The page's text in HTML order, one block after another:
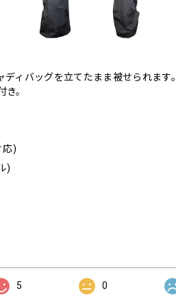
ィバッグを立てたまま被せられます。
。
応)
)
5 0